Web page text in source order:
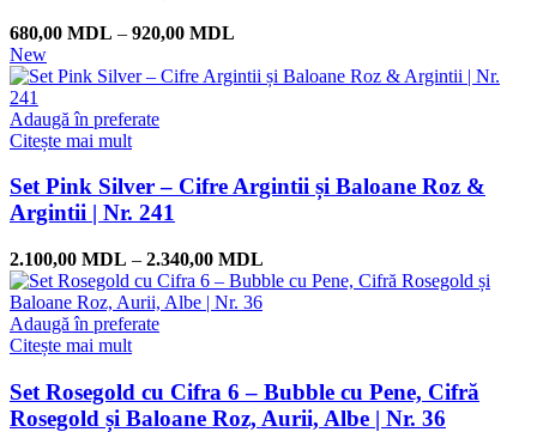
680,00 MDL – 920,00 MDL
New
Adaugă în preferate
Citește mai mult
Set Pink Silver – Cifre Argintii și Baloane Roz &
Argintii | Nr. 241
2.100,00 MDL – 2.340,00 MDL
Adaugă în preferate
Citește mai mult
Set Rosegold cu Cifra 6 – Bubble cu Pene, Cifră
Rosegold și Baloane Roz, Aurii, Albe | Nr. 36